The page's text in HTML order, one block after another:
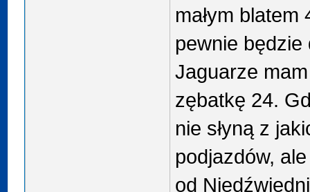
małym
pewnie
Jaguarze
zębatkę 24.
nie słyną z
podjazdów,
od